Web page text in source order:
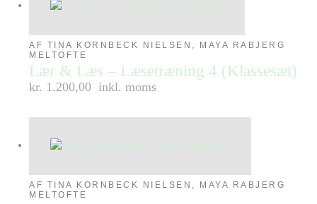
AF TINA KORNBECK NIELSEN, MAYA RABJERG
MELTOFTE
Lær & Læs – Læsetræning 4 (Klassesæt)
kr. 1.200,00 inkl. moms
AF TINA KORNBECK NIELSEN, MAYA RABJERG
MELTOFTE